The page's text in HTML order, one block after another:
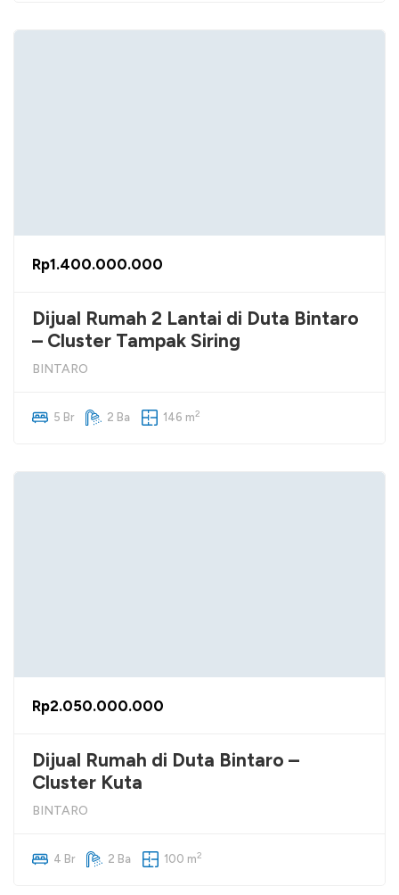
Rp1.400.000.000
Dijual Rumah 2 Lantai di Duta Bintaro
– Cluster Tampak Siring
BINTARO
5 Br 2 Ba 146 m2
Rp2.050.000.000
Dijual Rumah di Duta Bintaro –
Cluster Kuta
BINTARO
4 Br 2 Ba 100 m2